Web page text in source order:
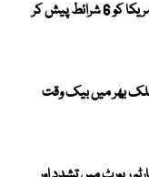
آبنائے ہرمز کھولنے کیلئے ایران نے امریکا کو 6 شرائط پیش کر
اگست سے ملک بھر میں بیک وقت